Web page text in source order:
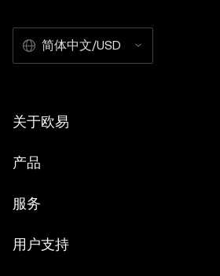
简体中文/USD
关于欧易
产品
服务
用户支持